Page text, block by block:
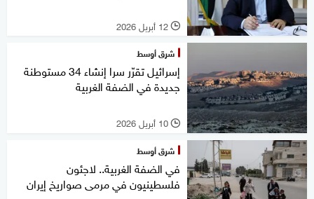
l 12 أبريل 2026
شرق أوسط
إسرائيل تقرّر سرا إنشاء 34 مستوطنة
جديدة في الضفة الغربية
l 10 أبريل 2026
شرق أوسط
في الضفة الغربية.. لاجئون
فلسطينيون في مرمى صواريخ إيران